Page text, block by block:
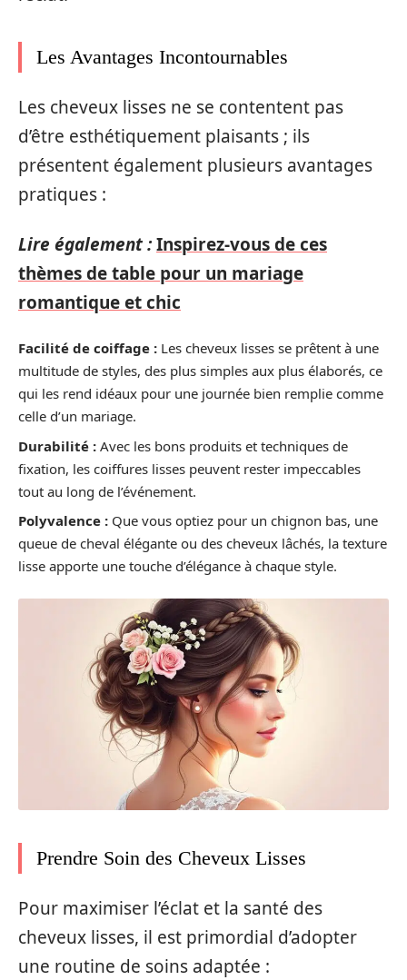
Les Avantages Incontournables
Les cheveux lisses ne se contentent pas
d’être esthétiquement plaisants ; ils
présentent également plusieurs avantages
pratiques :
Lire également :Inspirez-vous de ces
thèmes de table pour un mariage
romantique et chic
Facilité de coiffage : Les cheveux lisses se prêtent à une
multitude de styles, des plus simples aux plus élaborés, ce
qui les rend idéaux pour une journée bien remplie comme
celle d’un mariage.
Durabilité : Avec les bons produits et techniques de
fixation, les coiffures lisses peuvent rester impeccables
tout au long de l’événement.
Polyvalence : Que vous optiez pour un chignon bas, une
queue de cheval élégante ou des cheveux lâchés, la texture
lisse apporte une touche d’élégance à chaque style.
Prendre Soin des Cheveux Lisses
Pour maximiser l’éclat et la santé des
cheveux lisses, il est primordial d’adopter
une routine de soins adaptée :